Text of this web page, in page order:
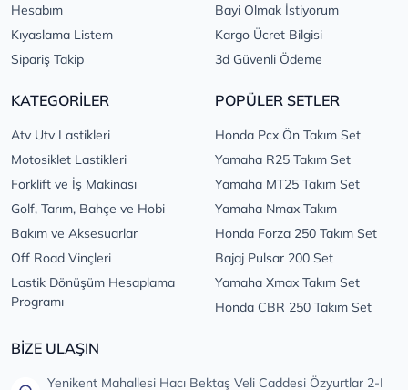
Hesabım
Kıyaslama Listem
Sipariş Takip
Bayi Olmak İstiyorum
Kargo Ücret Bilgisi
3d Güvenli Ödeme
KATEGORİLER
Atv Utv Lastikleri
Motosiklet Lastikleri
Forklift ve İş Makinası
Golf, Tarım, Bahçe ve Hobi
Bakım ve Aksesuarlar
Off Road Vinçleri
Lastik Dönüşüm Hesaplama
Programı
POPÜLER SETLER
Honda Pcx Ön Takım Set
Yamaha R25 Takım Set
Yamaha MT25 Takım Set
Yamaha Nmax Takım
Honda Forza 250 Takım Set
Bajaj Pulsar 200 Set
Yamaha Xmax Takım Set
Honda CBR 250 Takım Set
BİZE ULAŞIN
Yenikent Mahallesi Hacı Bektaş Veli Caddesi Özyurtlar 2-I